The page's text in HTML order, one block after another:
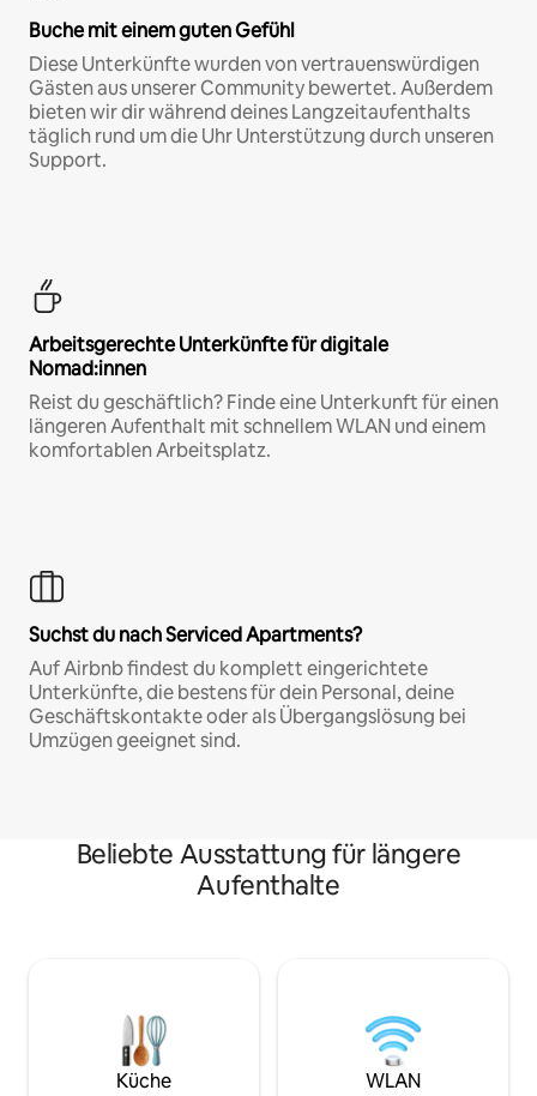
Buche mit einem guten Gefühl
Diese Unterkünfte wurden von vertrauenswürdigen
Gästen aus unserer Community bewertet. Außerdem
bieten wir dir während deines Langzeitaufenthalts
täglich rund um die Uhr Unterstützung durch unseren
Support.
Arbeitsgerechte Unterkünfte für digitale
Nomad:innen
Reist du geschäftlich? Finde eine Unterkunft für einen
längeren Aufenthalt mit schnellem WLAN und einem
komfortablen Arbeitsplatz.
Suchst du nach Serviced Apartments?
Auf Airbnb findest du komplett eingerichtete
Unterkünfte, die bestens für dein Personal, deine
Geschäftskontakte oder als Übergangslösung bei
Umzügen geeignet sind.
Beliebte Ausstattung für längere
Aufenthalte
Küche WLAN